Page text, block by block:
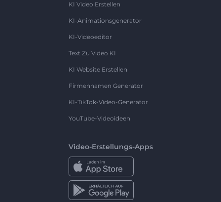
KI Video Erstellen
KI-Animationsgenerator
KI-Videoeditor
Text Zu Video KI
KI Website Erstellen
Firmennamen Generator
KI-TikTok-Video-Generator
YouTube-Videoideen
Video-Erstellungs-Apps